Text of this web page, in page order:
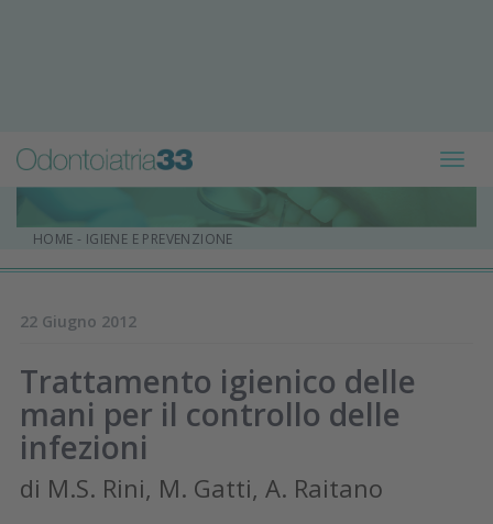
HOME - IGIENE E PREVENZIONE
22 Giugno 2012
Trattamento igienico delle
mani per il controllo delle
infezioni
di M.S. Rini, M. Gatti, A. Raitano